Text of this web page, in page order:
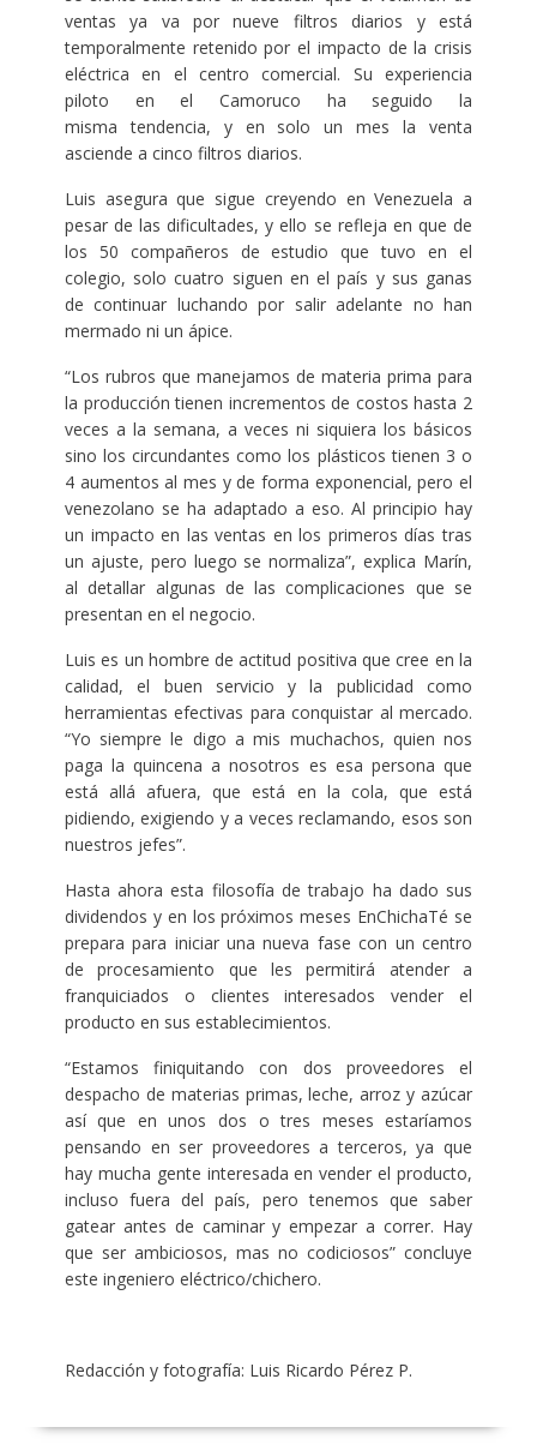
ventas ya va por nueve filtros diarios y está
temporalmente retenido por el impacto de la crisis
eléctrica en el centro comercial. Su experiencia
piloto en el Camoruco ha seguido la
misma tendencia, y en solo un mes la venta
asciende a cinco filtros diarios.
Luis asegura que sigue creyendo en Venezuela a
pesar de las dificultades, y ello se refleja en que de
los 50 compañeros de estudio que tuvo en el
colegio, solo cuatro siguen en el país y sus ganas
de continuar luchando por salir adelante no han
mermado ni un ápice.
“Los rubros que manejamos de materia prima para
la producción tienen incrementos de costos hasta 2
veces a la semana, a veces ni siquiera los básicos
sino los circundantes como los plásticos tienen 3 o
4 aumentos al mes y de forma exponencial, pero el
venezolano se ha adaptado a eso. Al principio hay
un impacto en las ventas en los primeros días tras
un ajuste, pero luego se normaliza”, explica Marín,
al detallar algunas de las complicaciones que se
presentan en el negocio.
Luis es un hombre de actitud positiva que cree en la
calidad, el buen servicio y la publicidad como
herramientas efectivas para conquistar al mercado.
“Yo siempre le digo a mis muchachos, quien nos
paga la quincena a nosotros es esa persona que
está allá afuera, que está en la cola, que está
pidiendo, exigiendo y a veces reclamando, esos son
nuestros jefes”.
Hasta ahora esta filosofía de trabajo ha dado sus
dividendos y en los próximos meses EnChichaTé se
prepara para iniciar una nueva fase con un centro
de procesamiento que les permitirá atender a
franquiciados o clientes interesados vender el
producto en sus establecimientos.
“Estamos finiquitando con dos proveedores el
despacho de materias primas, leche, arroz y azúcar
así que en unos dos o tres meses estaríamos
pensando en ser proveedores a terceros, ya que
hay mucha gente interesada en vender el producto,
incluso fuera del país, pero tenemos que saber
gatear antes de caminar y empezar a correr. Hay
que ser ambiciosos, mas no codiciosos” concluye
este ingeniero eléctrico/chichero.
Redacción y fotografía: Luis Ricardo Pérez P.